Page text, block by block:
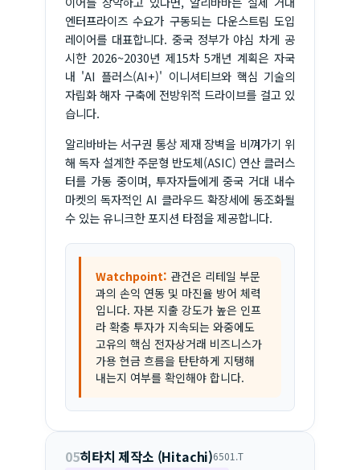
엔터프라이즈 수요가 구동되는 다운스트림 도입
레이어를 대표합니다. 중국 정부가 야심 차게 공
시한 2026~2030년 제15차 5개년 계획은 자국
내 'AI 플러스(AI+)' 이니셔티브와 핵심 기술의
자립화 해자 구축에 전방위적 드라이브를 걸고 있
습니다.
알리바바는 서구권 통상 제재 장벽을 비껴가기 위
해 독자 설계한 주문형 반도체(ASIC) 연산 클러스
터를 가동 중이며, 투자자들에게 중국 거대 내수
마켓의 독자적인 AI 클라우드 확장세에 동조화될
수 있는 유니크한 포지션 타점을 제공합니다.
Watchpoint: 관건은 리테일 부문
과의 손익 연동 및 마진율 방어 체력
입니다. 자본 지출 강도가 높은 인프
라 확충 투자가 지속되는 와중에도
고유의 핵심 전자상거래 비즈니스가
가용 현금 흐름을 탄탄하게 지탱해
내는지 여부를 확인해야 합니다.
05히타치 제작소 (Hitachi)6501.T